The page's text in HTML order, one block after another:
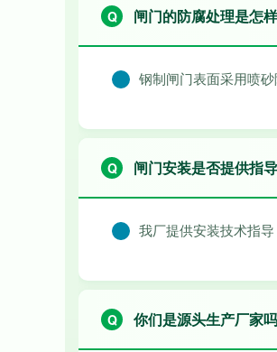
闸门的防腐处理是怎
钢制闸门表面采用喷
闸门安装是否提供指
我厂提供安装技术指
你们是源头生产厂家